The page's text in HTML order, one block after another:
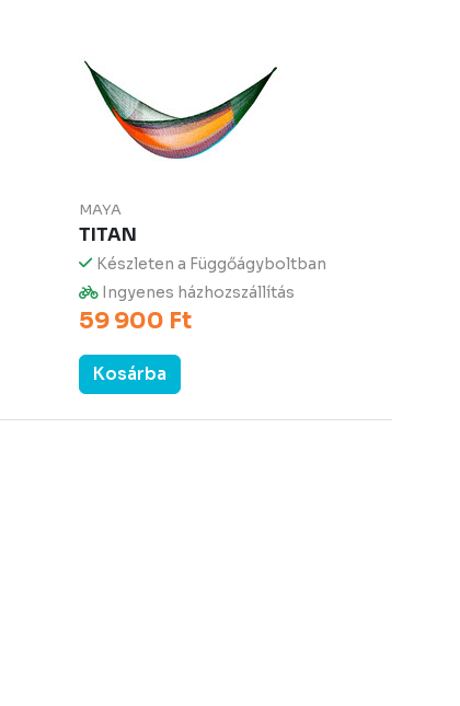
MAYA
TITAN
Készleten a Függőágyboltban
Ingyenes házhozszállítás
59 900 Ft
Kosárba